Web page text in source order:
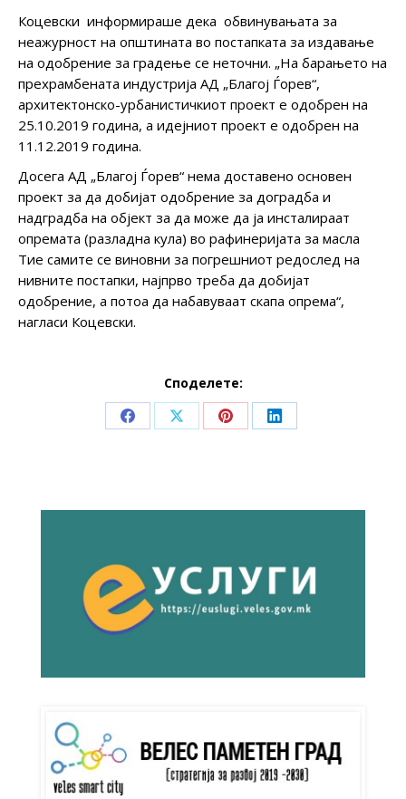
Коцевски информираше дека обвинувањата за
неажурност на општината во постапката за издавање
на одобрение за градење се неточни. „На барањето на
прехрамбената индустрија АД „Благој Ѓорев“,
архитектонско-урбанистичкиот проект е одобрен на
25.10.2019 година, а идејниот проект е одобрен на
11.12.2019 година.
Досега АД „Благој Ѓорев“ нема доставено основен
проект за да добијат одобрение за доградба и
надградба на објект за да може да ја инсталираат
опремата (разладна кула) во рафинеријата за масла
Тие самите се виновни за погрешниот редослед на
нивните постапки, најпрво треба да добијат
одобрение, а потоа да набавуваат скапа опрема“,
нагласи Коцевски.
Споделете:
Share Share Share Share